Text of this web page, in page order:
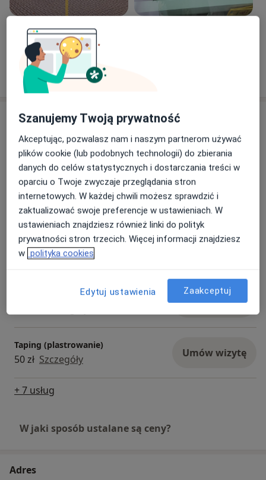
Zobacz galerię (5)
Pokaż więcej
Usługi i ceny
Konsultacja fizjoterapeutyczna
150 zł Szczegóły Umów wizytę
Fizjoterapia + elektroterapia
200 zł Szczegóły Umów wizytę
Masaż leczniczy
200 zł Szczegóły
Masaż twarzy Kobido
Umów wizytę
Taping (plastrowanie)
50 zł Szczegóły Umów wizytę
+ 7 usług
W jaki sposób ustalane są ceny?
Adres
Szanujemy Twoją prywatność
Akceptując, pozwalasz nam i naszym partnerom używać
plików cookie (lub podobnych technologii) do zbierania
danych do celów statystycznych i dostarczania treści w
oparciu o Twoje zwyczaje przeglądania stron
internetowych. W każdej chwili możesz sprawdzić i
zaktualizować swoje preferencje w ustawieniach. W
ustawieniach znajdziesz również linki do polityk
prywatności stron trzecich. Więcej informacji znajdziesz
w polityka cookies
Edytuj ustawienia Zaakceptuj